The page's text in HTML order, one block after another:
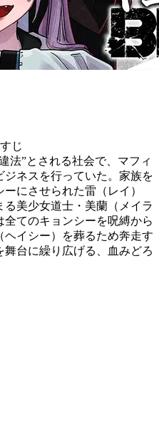
じ
法”とされる社会で、マフィ
ネスを行っていた。家族を
にさせられた雷（レイ）
美少女道士・美蘭（メイラ
てのキョンシーを呪縛から
イシー）を葬るため奔走す
台に繰り広げる、血みどろ